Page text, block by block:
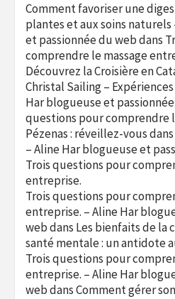
Comment favoriser une
plantes et aux soins
et passionnée du webdans
comprendre le massage
Découvrez la Croisière en
Christal Sailing –
Har blogueuse et
questions pour comprendre
Pézenas : réveillez-vous
– Aline Har blogueuse et
Trois questions pour
entreprise.
Trois questions pour
entreprise. – Aline Har
webdans Les bienfaits de la
santé mentale : un antidote
Trois questions pour
entreprise. – Aline Har
webdansComment gérer